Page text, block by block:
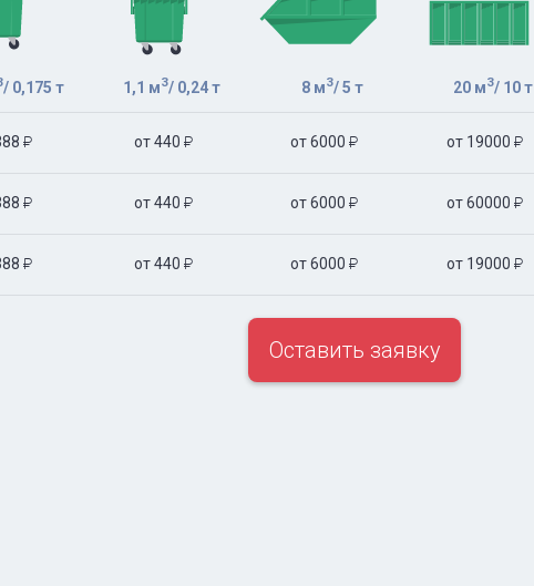
/ 0,175 т 1,1 м3/ 0,24 т 8 м3/ 5 т 20 м3/ 10 т
 от 440  от 6000  от 19000 
 от 440  от 6000  от 60000 
 от 440  от 6000  от 19000 
Оставить заявку